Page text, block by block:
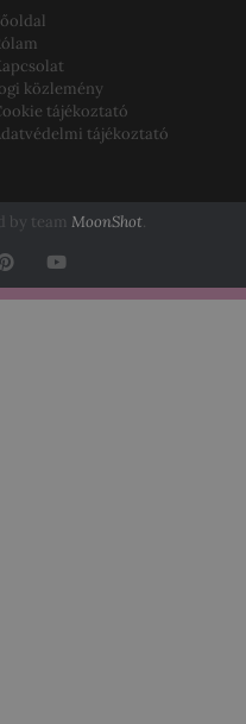
közlemény
tájékoztató
tájékoztató
by team MoonShot.